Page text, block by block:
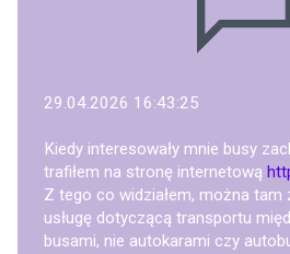
29.04.2026 16:43:25
Kiedy interesowały mnie busy
trafiłem na stronę internetową
Z tego co widziałem, można tam
usługę dotyczącą transportu
busami, nie autokarami czy